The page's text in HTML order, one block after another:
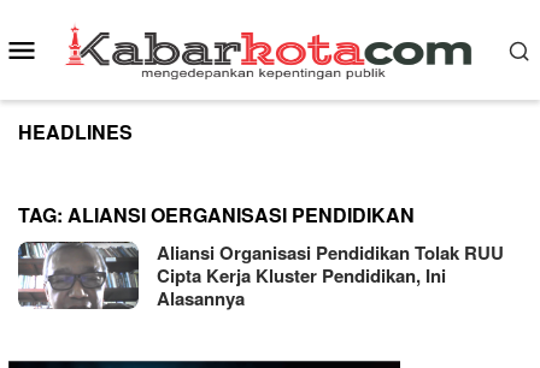
to
content
Mobile
Menu
HEADLINES
TAG: ALIANSI OERGANISASI PENDIDIKAN
Aliansi Organisasi Pendidikan Tolak RUU
Cipta Kerja Kluster Pendidikan, Ini
Alasannya